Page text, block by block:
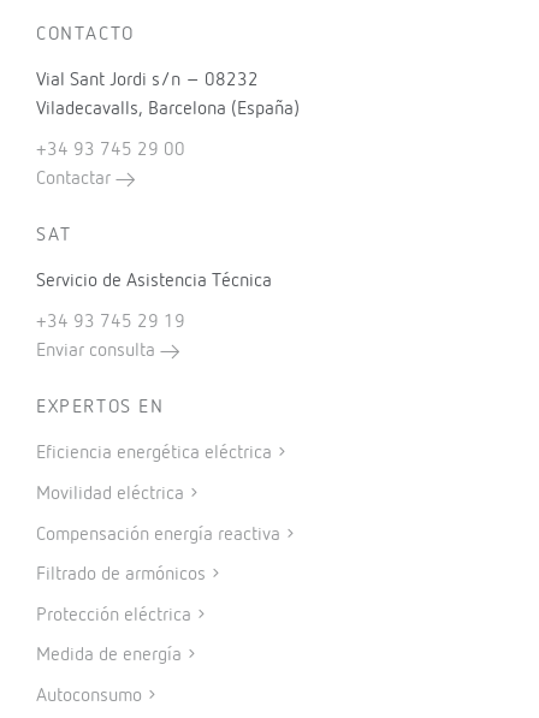
CONTACTO
Vial Sant Jordi s/n – 08232
Viladecavalls, Barcelona (España)
+34 93 745 29 00
Contactar
SAT
Servicio de Asistencia Técnica
+34 93 745 29 19
Enviar consulta
EXPERTOS EN
Eficiencia energética eléctrica
Movilidad eléctrica
Compensación energía reactiva
Filtrado de armónicos
Protección eléctrica
Medida de energía
Autoconsumo